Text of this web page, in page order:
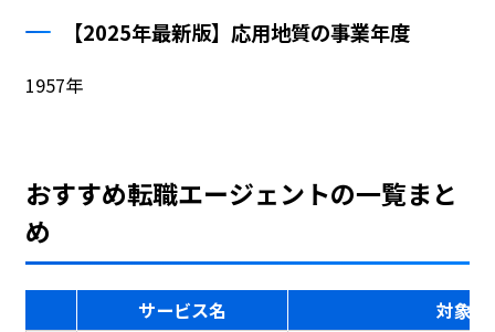
【2025年最新版】応用地質の事業年度
1957年
おすすめ転職エージェントの一覧まと
め
サービス名
対象